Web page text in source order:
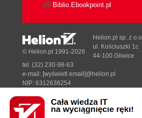
Biblio.Ebookpoint.pl
Designed with ♥ byTonik.pl
© Helion.pl 1991-2026
Helion.pl sp. z o.o.
ul. Kościuszki 1c
44-100 Gliwice
tel. (32) 230-98-63
e-mail: [wyświetl email]@helion.pl
NIP: 6312636254